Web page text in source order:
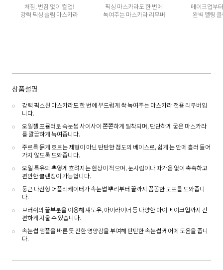
처짐, 번짐 없이 컬업!
강력 픽싱 슬림 마스카라
픽싱 마스카라도 한 번에
녹여주는 마스카라 리무버
메이크업부
완벽 멜팅
상품설명
강력 픽스된 마스카라도 한 번에 부드럽게 싹 녹여주는 마스카라 전용 리무버입
니다.
오일젤 포뮬러로 속눈썹 사이사이 쫀쫀하게 밀착되며, 단단하게 굳은 마스카라
를 깔끔하게 녹여줍니다.
주르륵 묽게 흐르는 제형이 아닌 탄탄한 점도의 베이스로, 쉽게 눈 안에 흘러 들어
가지 않도록 도와줍니다.
오일 특유의 뿌옇게 흐려지는 현상이 적으며, 눈시림이나 따가움 없이 촉촉하고
편안한 클렌징이 가능합니다.
둥근 나선형 어플리케이터가 속눈썹 뿌리부터 끝까지 꼼꼼한 도포를 도와줍니
다.
브러쉬의 끝부분을 이용해 섀도우, 아이라이너 등 다양한 아이 메이크업까지 간
편하게 지울 수 있습니다.
속눈썹 앰플을 바른 듯 진한 영양감을 부여해 탄탄한 속눈썹 케어에 도움을 줍니
다.